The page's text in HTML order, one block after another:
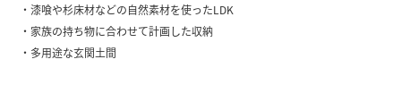
・漆喰や杉床材などの自然素材を使ったLDK
・家族の持ち物に合わせて計画した収納
・多用途な玄関土間